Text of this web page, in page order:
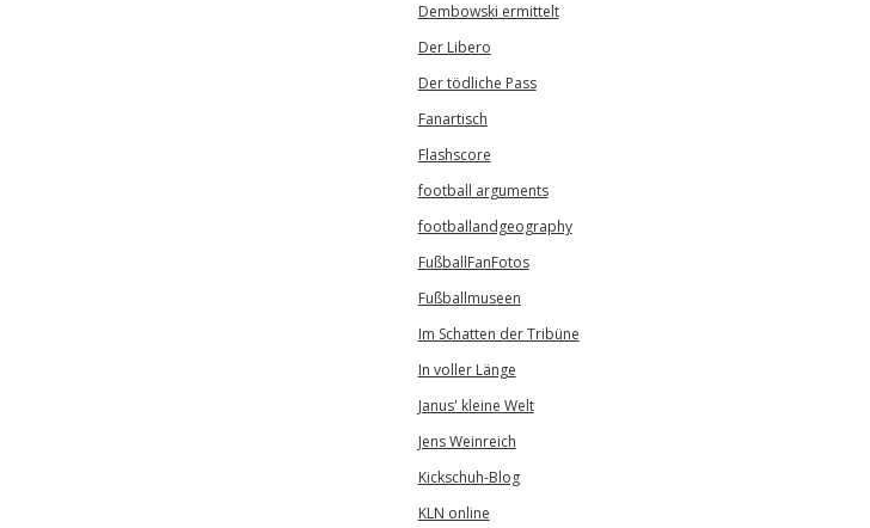
Dembowski ermittelt
Der Libero
Der tödliche Pass
Fanartisch
Flashscore
football arguments
footballandgeography
FußballFanFotos
Fußballmuseen
Im Schatten der Tribüne
In voller Länge
Janus' kleine Welt
Jens Weinreich
Kickschuh-Blog
KLN online